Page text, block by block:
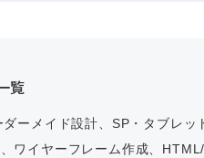
覧
ダーメイド設計、 SP ・タブレ
ワイヤーフレーム作成、